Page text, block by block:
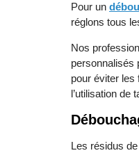
Pour un
réglons tous
Nos
personnalisés
pour éviter les
l’utilisation de
Les résidus